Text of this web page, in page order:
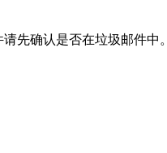
先确认是否在垃圾邮件中。